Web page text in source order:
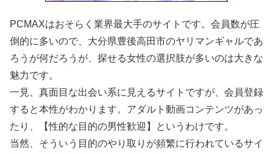
PCMAXはおそらく業界最大手のサイトです。会員数が圧
倒的に多いので、大分県豊後高田市のヤリマンギャルであ
ろうが何だろうが、探せる女性の選択肢が多いのは大きな
魅力です。
一見、真面目な出会い系に見えるサイトですが、会員登録
すると本性がわかります。アダルト動画コンテンツがあっ
たり、【性的な目的の男性歓迎】というわけです。
当然、そういう目的のやり取りが頻繁に行われているサイ